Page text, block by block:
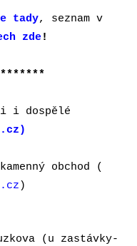
tady, seznam v
zde!
i dospělé
obchod (
)
(u zastávky-